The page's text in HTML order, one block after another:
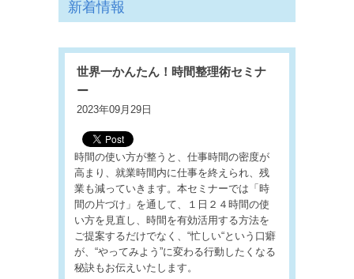
新着情報
世界一かんたん！時間整理術セミナ
ー
2023年09月29日
時間の使い方が整うと、仕事時間の密度が
高まり、就業時間内に仕事を終えられ、残
業も減っていきます。本セミナーでは「時
間の片づけ」を通して、１日２４時間の使
い方を見直し、時間を有効活用する方法を
ご提案するだけでなく、“忙しい“という口癖
が、“やってみよう”に変わる行動したくなる
秘訣もお伝えいたします。